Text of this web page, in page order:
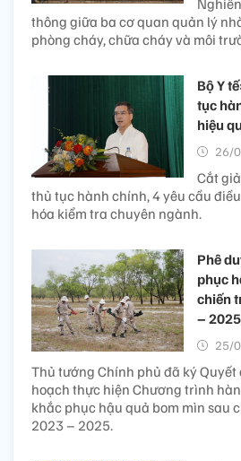
thông giữa ba cơ quan quản lý
phòng cháy, chữa cháy và môi
Bộ Y
tục
hiệu
26/
Cắt
thủ tục hành chính, 4 yêu cầu
hóa kiểm tra chuyên ngành.
Phê
phục
chiến
– 2025
25/
Thủ tướng Chính phủ đã ký Quyết
hoạch thực hiện Chương trình
khắc phục hậu quả bom mìn sau
2023 – 2025.